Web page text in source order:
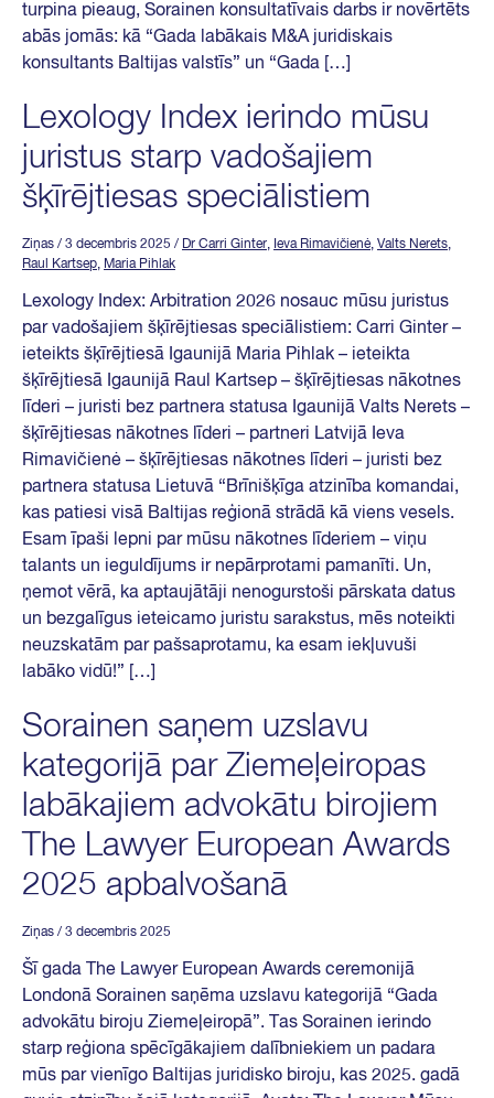
turpina pieaug, Sorainen konsultatīvais darbs ir novērtēts
abās jomās: kā “Gada labākais M&A juridiskais
konsultants Baltijas valstīs” un “Gada […]
Lexology Index ierindo mūsu
juristus starp vadošajiem
šķīrējtiesas speciālistiem
Ziņas / 3 decembris 2025 / Dr Carri Ginter, Ieva Rimavičienė, Valts Nerets,
Raul Kartsep, Maria Pihlak
Lexology Index: Arbitration 2026 nosauc mūsu juristus
par vadošajiem šķīrējtiesas speciālistiem: Carri Ginter –
ieteikts šķīrējtiesā Igaunijā Maria Pihlak – ieteikta
šķīrējtiesā Igaunijā Raul Kartsep – šķīrējtiesas nākotnes
līderi – juristi bez partnera statusa Igaunijā Valts Nerets –
šķīrējtiesas nākotnes līderi – partneri Latvijā Ieva
Rimavičienė – šķīrējtiesas nākotnes līderi – juristi bez
partnera statusa Lietuvā “Brīnišķīga atzinība komandai,
kas patiesi visā Baltijas reģionā strādā kā viens vesels.
Esam īpaši lepni par mūsu nākotnes līderiem – viņu
talants un ieguldījums ir nepārprotami pamanīti. Un,
ņemot vērā, ka aptaujātāji nenogurstoši pārskata datus
un bezgalīgus ieteicamo juristu sarakstus, mēs noteikti
neuzskatām par pašsaprotamu, ka esam iekļuvuši
labāko vidū!” […]
Sorainen saņem uzslavu
kategorijā par Ziemeļeiropas
labākajiem advokātu birojiem
The Lawyer European Awards
2025 apbalvošanā
Ziņas / 3 decembris 2025
Šī gada The Lawyer European Awards ceremonijā
Londonā Sorainen saņēma uzslavu kategorijā “Gada
advokātu biroju Ziemeļeiropā”. Tas Sorainen ierindo
starp reģiona spēcīgākajiem dalībniekiem un padara
mūs par vienīgo Baltijas juridisko biroju, kas 2025. gadā